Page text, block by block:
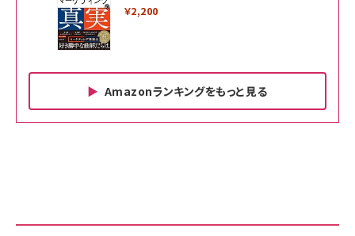
￥2,200
Amazonランキングをもっと見る
￥880
サポート正規品 メーカー保証5年 KLMEA128G
サポート正規品 メーカー保証5年 KLMEA128G